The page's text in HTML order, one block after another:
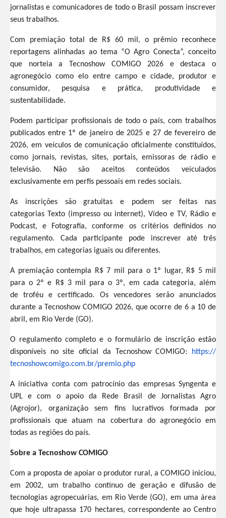
jornalistas e comunicadores de todo o Brasil possam inscrever
seus trabalhos.
Com premiação total de R$ 60 mil, o prêmio reconhece
reportagens alinhadas ao tema “O Agro Conecta”, conceito
que norteia a Tecnoshow COMIGO 2026 e destaca o
agronegócio como elo entre campo e cidade, produtor e
consumidor, pesquisa e prática, produtividade e
sustentabilidade.
Podem participar profissionais de todo o país, com trabalhos
publicados entre 1º de janeiro de 2025 e 27 de fevereiro de
2026, em veículos de comunicação oficialmente constituídos,
como jornais, revistas, sites, portais, emissoras de rádio e
televisão. Não são aceitos conteúdos veiculados
exclusivamente em perfis pessoais em redes sociais.
As inscrições são gratuitas e podem ser feitas nas
categorias Texto (impresso ou internet), Vídeo e TV, Rádio e
Podcast, e Fotografia, conforme os critérios definidos no
regulamento. Cada participante pode inscrever até três
trabalhos, em categorias iguais ou diferentes.
A premiação contempla R$ 7 mil para o 1º lugar, R$ 5 mil
para o 2º e R$ 3 mil para o 3º, em cada categoria, além
de troféu e certificado. Os vencedores serão anunciados
durante a Tecnoshow COMIGO 2026, que ocorre de 6 a 10 de
abril, em Rio Verde (GO).
O regulamento completo e o formulário de inscrição estão
disponíveis no site oficial da Tecnoshow COMIGO:
https://
tecnoshowcomigo.com.br/premio.php
A iniciativa conta com patrocínio das empresas Syngenta e
UPL e com o apoio da Rede Brasil de Jornalistas Agro
(Agrojor), organização sem fins lucrativos formada por
profissionais que atuam na cobertura do agronegócio em
todas as regiões do país.
Sobre a Tecnoshow COMIGO
Com a proposta de apoiar o produtor rural, a COMIGO iniciou,
em 2002, um trabalho contínuo de geração e difusão de
tecnologias agropecuárias, em Rio Verde (GO), em uma área
que hoje ultrapassa 170 hectares, correspondente ao Centro